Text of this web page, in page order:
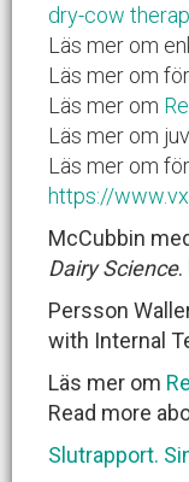
dry-cow
Läs mer om
Läs mer om
Läs mer om
Läs mer om
Läs mer om
https://
McCubbin
Dairy Science.
Persson
with Internal
Läs mer om
Read more
Slutrapport.